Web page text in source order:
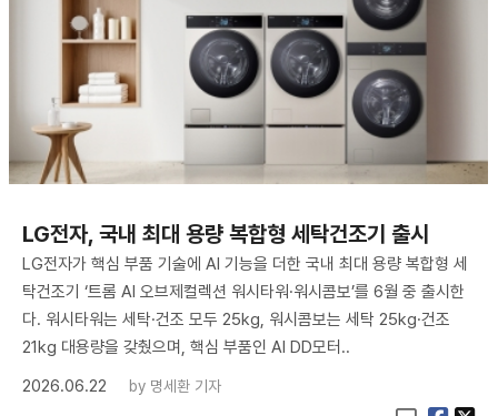
LG전자, 국내 최대 용량 복합형 세탁건조기 출시
LG전자가 핵심 부품 기술에 AI 기능을 더한 국내 최대 용량 복합형 세
탁건조기 ‘트롬 AI 오브제컬렉션 워시타워·워시콤보’를 6월 중 출시한
다. 워시타워는 세탁·건조 모두 25kg, 워시콤보는 세탁 25kg·건조
21kg 대용량을 갖췄으며, 핵심 부품인 AI DD모터..
2026.06.22
by 명세환 기자